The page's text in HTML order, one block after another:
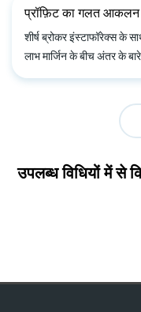
प्रॉफ़िट का गलत आकलन
शीर्ष ब्रोकर इंस्टाफॉरेक्स के
लाभ मार्जिन के बीच अंतर के
उपलब्ध विधियों में से